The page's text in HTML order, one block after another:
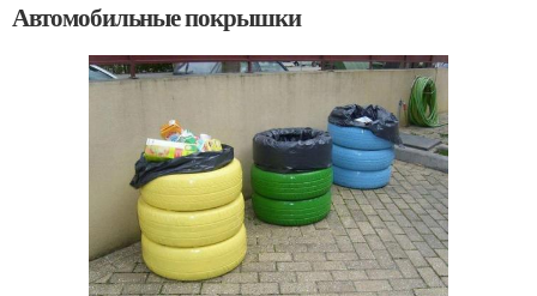
Автомобильные покрышки